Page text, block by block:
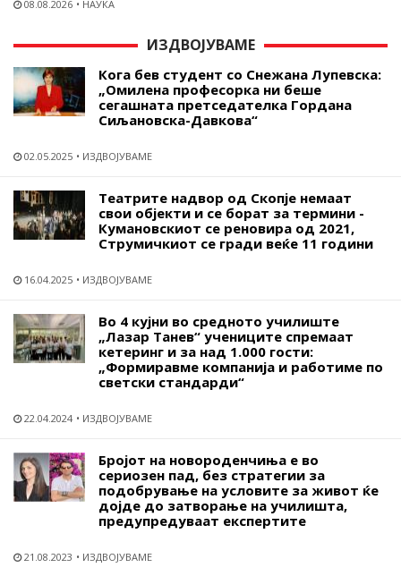
08.08.2026 НАУКА
ИЗДВОЈУВАМЕ
Кога бев студент со Снежана Лупевска:
„Омилена професорка ни беше
сегашната претседателка Гордана
Сиљановска-Давкова“
02.05.2025 ИЗДВОЈУВАМЕ
Театрите надвор од Скопје немаат
свои објекти и се борат за термини -
Кумановскиот се реновира од 2021,
Струмичкиот се гради веќе 11 години
16.04.2025 ИЗДВОЈУВАМЕ
Во 4 кујни во средното училиште
„Лазар Танев“ учениците спремаат
кетеринг и за над 1.000 гости:
„Формиравме компанија и работиме по
светски стандарди“
22.04.2024 ИЗДВОЈУВАМЕ
Бројот на новороденчиња е во
сериозен пад, без стратегии за
подобрување на условите за живот ќе
дојде до затворање на училишта,
предупредуваат експертите
21.08.2023 ИЗДВОЈУВАМЕ